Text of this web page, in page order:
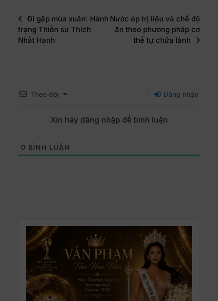
Đi gặp mùa xuân: Hành
trạng Thiền sư Thích
Nhất Hạnh
Nước ép trị liệu và chế độ
ăn theo phương pháp cơ
thể tự chữa lành
Theo dõi Đăng nhập
Xin hãy đăng nhập để bình luận
0 BÌNH LUẬN